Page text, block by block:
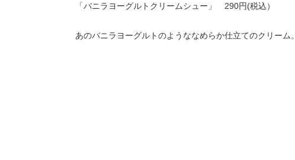
「バニラヨーグルトクリームシュー」 290円(税込）
あのバニラヨーグルトのようななめらか仕立てのクリーム。